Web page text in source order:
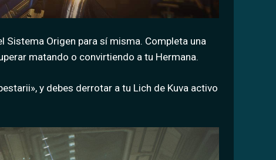
Origen para sí misma. Completa una
matando o convirtiendo a tu Hermana.
y debes derrotar a tu Lich de Kuva activo